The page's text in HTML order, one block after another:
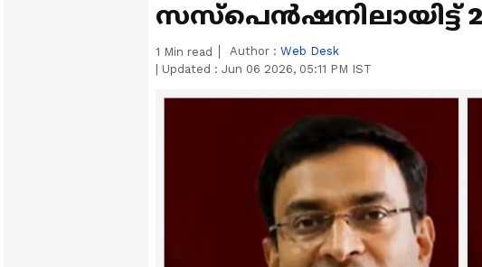
സസ്പെൻഷനിലായിട്ട്
1 Min read Author : Web Desk
Updated : Jun 06 2026, 05:11 PM IST